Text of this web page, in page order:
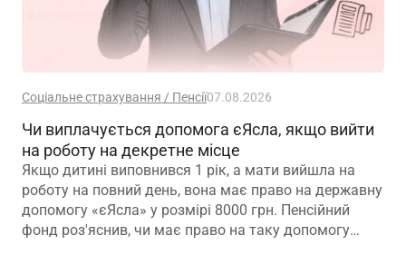
Соціальне страхування / Пенсії07.08.2026
Чи виплачується допомога єЯсла, якщо вийти
на роботу на декретне місце
Якщо дитині виповнився 1 рік, а мати вийшла на
роботу на повний день, вона має право на державну
допомогу «єЯсла» у розмірі 8000 грн. Пенсійний
фонд роз'яснив, чи має право на таку допомогу